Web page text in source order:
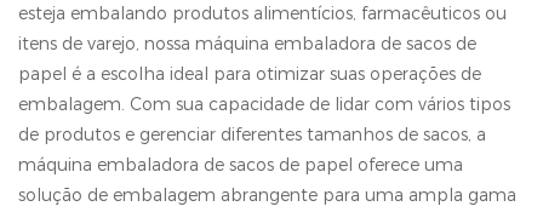
esteja embalando produtos alimentícios, farmacêuticos ou
itens de varejo, nossa máquina embaladora de sacos de
papel é a escolha ideal para otimizar suas operações de
embalagem. Com sua capacidade de lidar com vários tipos
de produtos e gerenciar diferentes tamanhos de sacos, a
máquina embaladora de sacos de papel oferece uma
solução de embalagem abrangente para uma ampla gama